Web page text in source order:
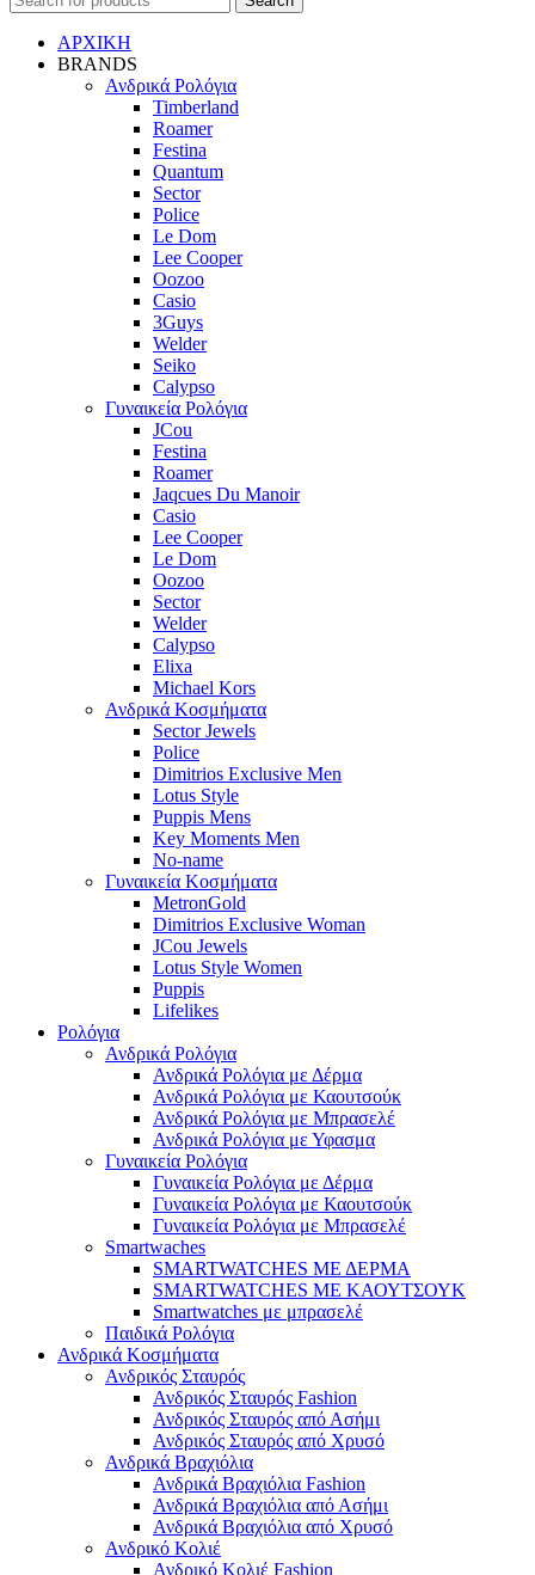
ΑΡΧΙΚΗ
BRANDS
Ανδρικά Ρολόγια
Timberland
Roamer
Festina
Quantum
Sector
Police
Le Dom
Lee Cooper
Oozoo
Casio
3Guys
Welder
Seiko
Calypso
Γυναικεία Ρολόγια
JCou
Festina
Roamer
Jaqcues Du Manoir
Casio
Lee Cooper
Le Dom
Oozoo
Sector
Welder
Calypso
Elixa
Michael Kors
Ανδρικά Κοσμήματα
Sector Jewels
Police
Dimitrios Exclusive Men
Lotus Style
Puppis Mens
Key Moments Men
No-name
Γυναικεία Κοσμήματα
MetronGold
Dimitrios Exclusive Woman
JCou Jewels
Lotus Style Women
Puppis
Lifelikes
Ρολόγια
Ανδρικά Ρολόγια
Ανδρικά Ρολόγια με Δέρμα
Ανδρικά Ρολόγια με Καουτσούκ
Ανδρικά Ρολόγια με Μπρασελέ
Ανδρικά Ρολόγια με Υφασμα
Γυναικεία Ρολόγια
Γυναικεία Ρολόγια με Δέρμα
Γυναικεία Ρολόγια με Καουτσούκ
Γυναικεία Ρολόγια με Μπρασελέ
Smartwaches
SMARTWATCHES ΜΕ ΔΕΡΜΑ
SMARTWATCHES ΜΕ ΚΑΟΥΤΣΟΥΚ
Smartwatches με μπρασελέ
Παιδικά Ρολόγια
Ανδρικά Κοσμήματα
Ανδρικός Σταυρός
Ανδρικός Σταυρός Fashion
Ανδρικός Σταυρός από Ασήμι
Ανδρικός Σταυρός από Χρυσό
Ανδρικά Βραχιόλια
Ανδρικά Βραχιόλια Fashion
Ανδρικά Βραχιόλια από Ασήμι
Ανδρικά Βραχιόλια από Χρυσό
Ανδρικό Κολιέ
Ανδρικό Κολιέ Fashion